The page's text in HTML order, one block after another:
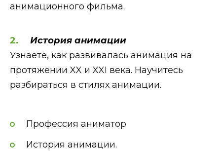
анимационного фильма.
История анимации
Узнаете, как развивалась анимация на
протяжении XX и XXI века. Научитесь
разбираться в стилях анимации.
Профессия аниматор
История анимации.